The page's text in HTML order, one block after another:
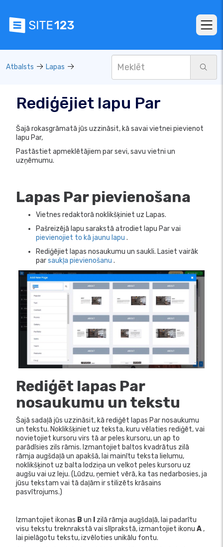
Atbalsts Lapas
Rediģējiet lapu Par
Šajā rokasgrāmatā jūs uzzināsit, kā savai vietnei pievienot
lapu Par,
Pastāstiet apmeklētājiem par sevi, savu vietni un
uzņēmumu.
Lapas Par pievienošana
Vietnes redaktorā noklikšķiniet uz Lapas.
Pašreizējā lapu sarakstā atrodiet lapu Par vai
pievienojiet to kā jaunu lapu .
Rediģējiet lapas nosaukumu un saukli. Lasiet vairāk
parsaukļa pievienošanu .
Rediģēt lapas Par
nosaukumu un tekstu
Šajā sadaļā jūs uzzināsit, kā rediģēt lapas Par nosaukumu
un tekstu. Noklikšķiniet uz teksta, kuru vēlaties rediģēt, vai
novietojiet kursoru virs tā ar peles kursoru, un ap to
parādīsies zils rāmis. Izmantojiet baltos kvadrātus zilā
rāmja augšdaļā un apakšā, lai mainītu teksta lielumu,
noklikšķinot uz balta lodziņa un velkot peles kursoru uz
augšu vai uz leju. (Lūdzu, ņemiet vērā, ka tas nedarbosies, ja
jūsu tekstam vai tā daļām ir stilizēts krāsains
pasvītrojums.)
Izmantojiet ikonas B un I zilā rāmja augšdaļā, lai padarītu
visu tekstu treknrakstā vai slīprakstā, izmantojiet ikonu A,
lai pielāgotu tekstu, izvēloties unikālu fontu.